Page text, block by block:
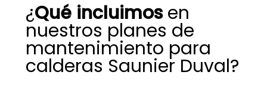
¿Qué incluimosen
nuestros planes de
mantenimiento para
calderas Saunier Duval?